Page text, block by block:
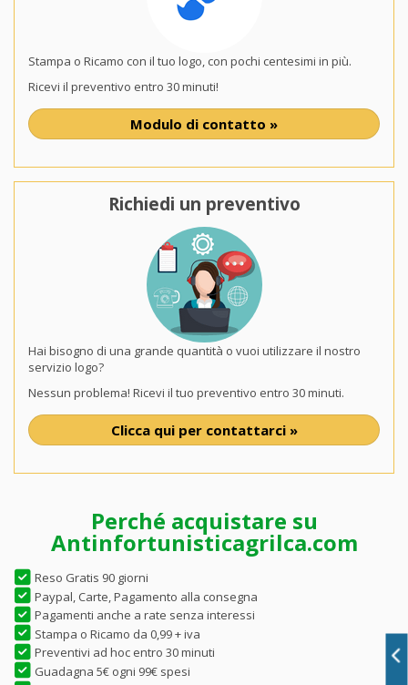
Stampa o Ricamo con il tuo logo, con pochi centesimi in più.
Ricevi il preventivo entro 30 minuti!
Modulo di contatto »
Richiedi un preventivo
Hai bisogno di una grande quantità o vuoi utilizzare il nostro
servizio logo?
Nessun problema! Ricevi il tuo preventivo entro 30 minuti.
Clicca qui per contattarci »
Perché acquistare su
Antinfortunisticagrilca.com
Reso Gratis 90 giorni
Paypal, Carte, Pagamento alla consegna
Pagamenti anche a rate senza interessi
Stampa o Ricamo da 0,99 + iva
Preventivi ad hoc entro 30 minuti
Guadagna 5€ ogni 99€ spesi